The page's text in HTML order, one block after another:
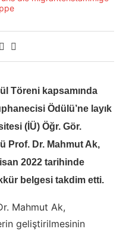
Töreni kapsamında
Ödülü’ne layık
(İÜ) Öğr. Gör.
Prof. Dr. Mahmut Ak,
2022 tarihinde
belgesi takdim etti.
Mahmut Ak,
geliştirilmesinin